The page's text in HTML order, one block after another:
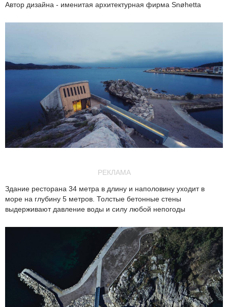
Автор дизайна - именитая архитектурная фирма Snøhetta
РЕКЛАМА
Здание ресторана 34 метра в длину и наполовину уходит в
море на глубину 5 метров. Толстые бетонные стены
выдерживают давление воды и силу любой непогоды